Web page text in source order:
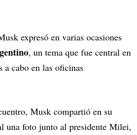
expresó en varias ocasiones
, un tema que fue central en
a cabo en las oficinas
Musk compartió en su
una foto junto al presidente Milei,